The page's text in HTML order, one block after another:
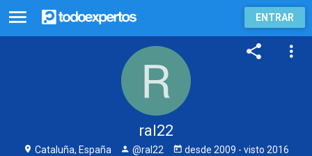
ENTRAR
ral22
Cataluña, España @ral22 desde 2009 - visto 2016